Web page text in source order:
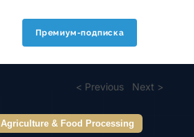
Премиум-подписка
< Previous Next >
Agriculture & Food Processing